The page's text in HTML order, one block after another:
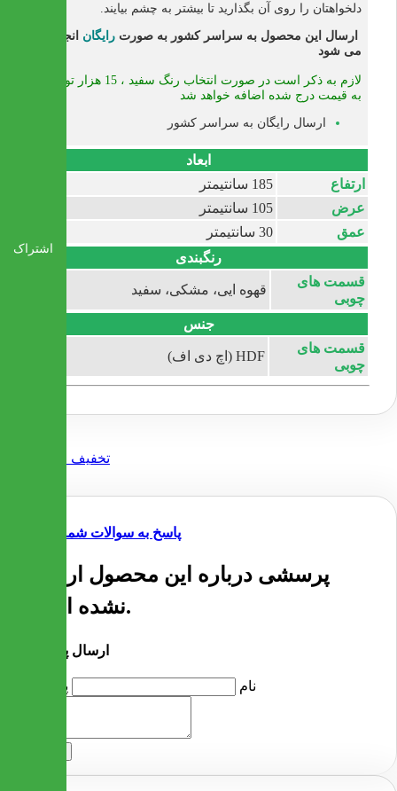
دلخواهتان را روی آن بگذارید تا بیشتر به چشم بیایند.
ارسال این محصول به سراسر کشور به صورت رایگان انجام
می شود
لازم به ذکر است در صورت انتخاب رنگ سفید ، 15 هزار تومان
به قیمت درج شده اضافه خواهد شد
ارسال رایگان به سراسر کشور
ابعاد
ارتفاع
185 سانتیمتر
عرض
105 سانتیمتر
عمق
30 سانتیمتر
رنگبندی
قسمت های
چوبی
قهوه ایی، مشکی، سفید
جنس
قسمت های
چوبی
HDF (اچ دی اف)
پاسخ به سوالات شما
پرسشی درباره این محصول ارسال
نشده است.
ارسال پرسش
نام پرسش
اشتراک